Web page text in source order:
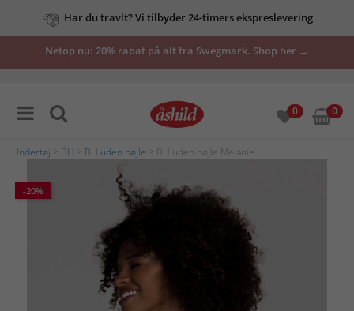
Har du travlt? Vi tilbyder 24-timers ekspreslevering
Netop nu: 20% rabat på alt fra Swegmark. Shop her →
0 0
Undertøj BH BH uden bøjle > BH uden bøjle Melanie
-20%